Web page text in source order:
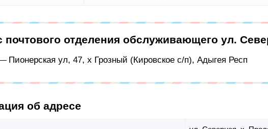
почтового отделения обслуживающего ул.
Пионерская ул, 47, х Грозный (Кировское с/п), Адыгея Респ
об адресе